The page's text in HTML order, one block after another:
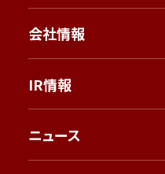
会社情報
IR情報
ニュース